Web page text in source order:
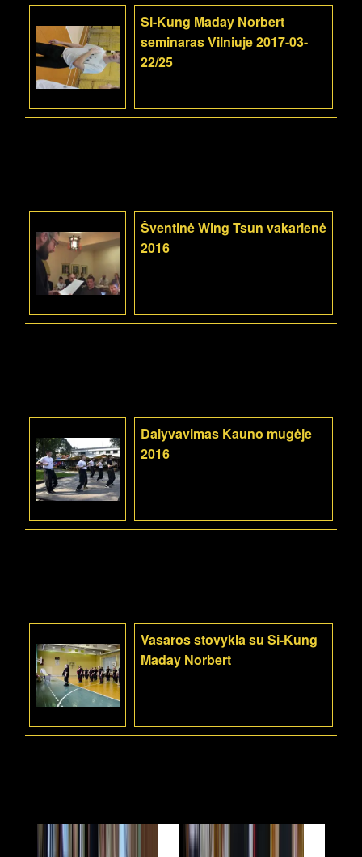
Si-Kung Maday Norbert
seminaras Vilniuje 2017-03-
22/25
Šventinė Wing Tsun vakarienė
2016
Dalyvavimas Kauno mugėje
2016
Vasaros stovykla su Si-Kung
Maday Norbert